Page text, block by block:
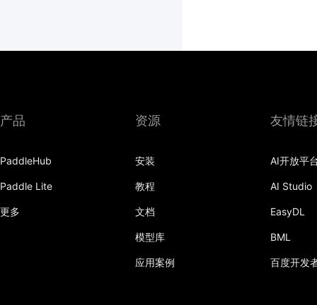
产品
PaddleHub
Paddle Lite
更多
资源
安装
教程
文档
模型库
应用案例
友情链
AI开放平
AI Studio
EasyDL
BML
百度开发